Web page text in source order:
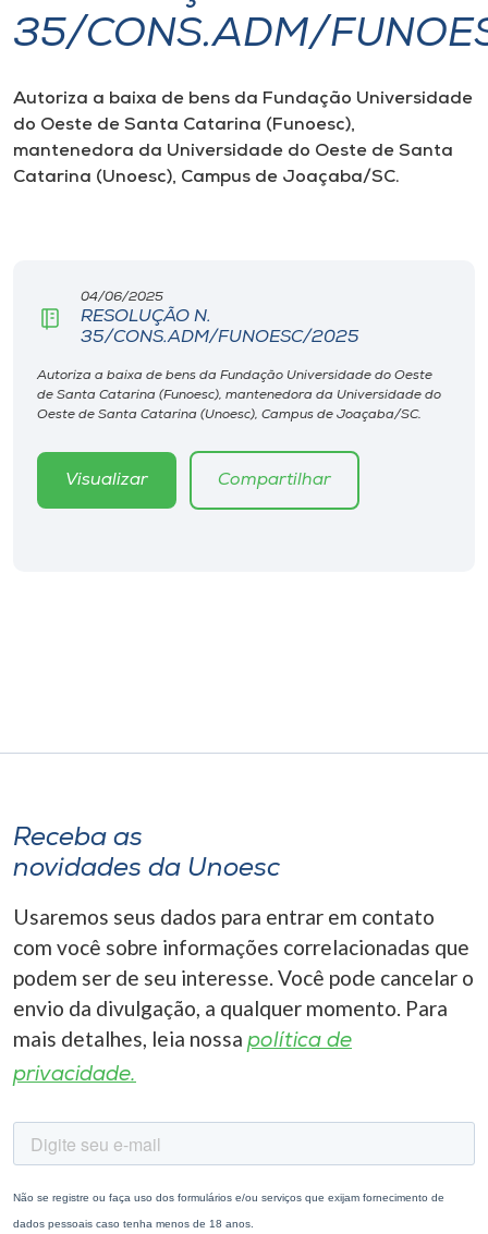
I.nova
Diplomados
Cultura
Biblioteca
Editora
Museu
A-
35/CONS.ADM/
Autoriza a baixa de bens da Fundação Universidade
do Oeste de Santa Catarina (Funoesc),
mantenedora da Universidade do Oeste de Santa
Catarina (Unoesc), Campus de Joaçaba/SC.
04/06/2025
RESOLUÇÃO N.
35/CONS.ADM/FUNOESC/2025
Autoriza a baixa de bens da Fundação Universidade do Oeste
de Santa Catarina (Funoesc), mantenedora da Universidade do
Oeste de Santa Catarina (Unoesc), Campus de Joaçaba/SC.
Visualizar Compartilhar
Receba as
novidades da Unoesc
Usaremos seus dados para entrar em contato
com você sobre informações correlacionadas que
podem ser de seu interesse. Você pode cancelar o
envio da divulgação, a qualquer momento. Para
mais detalhes, leia nossa política de
privacidade.